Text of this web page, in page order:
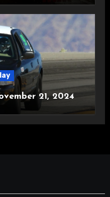
21, 2024